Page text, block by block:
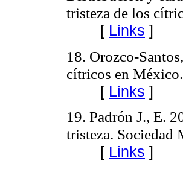
tristeza de los
[ Links ]
18. Orozco-
cítricos en
[ Links ]
19. Padrón J., E.
tristeza. Sociedad
[ Links ]